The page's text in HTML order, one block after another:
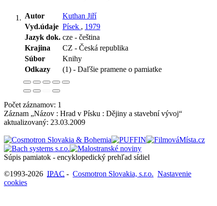
Autor
Kuthan Jiří
Vyd.údaje Písek , 1979
Jazyk dok. cze - čeština
Krajina
CZ - Česká republika
Súbor
Knihy
Odkazy
(1) - Daľšie pramene o pamiatke
Počet záznamov: 1
Záznam „Názov : Hrad v Písku : Dějiny a stavební vývoj“
aktualizovaný: 23.03.2009
Súpis pamiatok - encyklopedický prehľad sídiel
©1993-2026 IPAC - Cosmotron Slovakia, s.r.o. Nastavenie
cookies